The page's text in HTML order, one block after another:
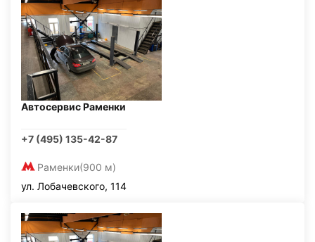
Автосервис Раменки
+7 (495) 135-42-87
Раменки(900 м)
ул. Лобачевского, 114